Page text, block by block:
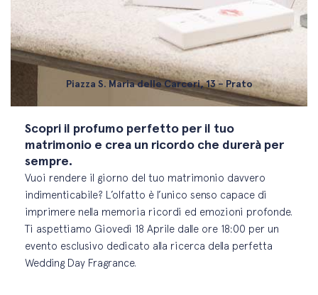
Piazza S. Maria delle Carceri, 13 – Prato
Scopri il profumo perfetto per il tuo
matrimonio e crea un ricordo che durerà per
sempre.
Vuoi rendere il giorno del tuo matrimonio davvero
indimenticabile? L’olfatto è l’unico senso capace di
imprimere nella memoria ricordi ed emozioni profonde.
Ti aspettiamo Giovedì 18 Aprile dalle ore 18:00 per un
evento esclusivo dedicato alla ricerca della perfetta
Wedding Day Fragrance.